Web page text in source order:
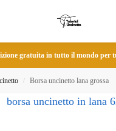
gratuita in tutto il mondo per
/ Borsa uncinetto lana grossa